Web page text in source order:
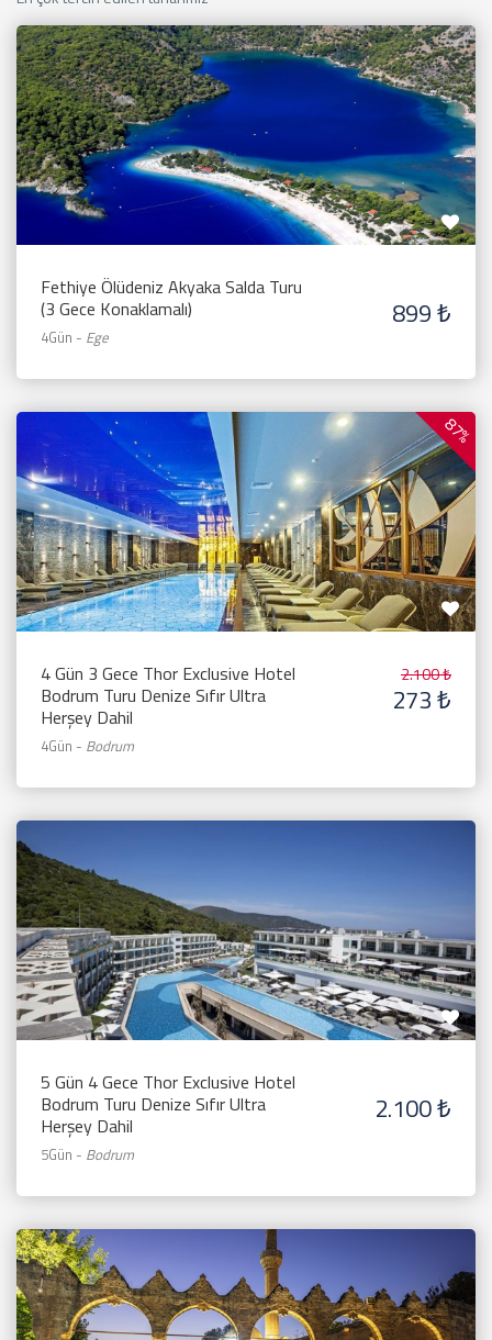
Fethiye Ölüdeniz Akyaka Salda Turu
(3 Gece Konaklamalı)
4Gün - Ege
899 ₺
87%
4 Gün 3 Gece Thor Exclusive Hotel
Bodrum Turu Denize Sıfır Ultra
Herşey Dahil
4Gün - Bodrum
2.100 ₺
273 ₺
5 Gün 4 Gece Thor Exclusive Hotel
Bodrum Turu Denize Sıfır Ultra
Herşey Dahil
5Gün - Bodrum
2.100 ₺